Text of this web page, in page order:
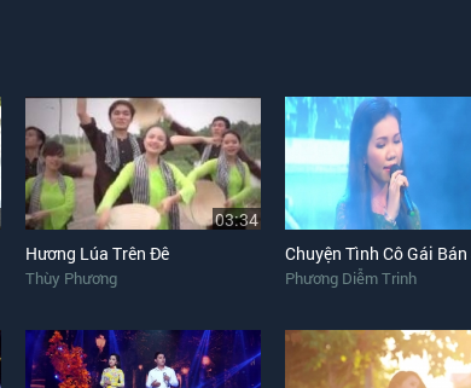
03:34
Hương Lúa Trên Đê
Thùy Phương Phương Diễm Trinh